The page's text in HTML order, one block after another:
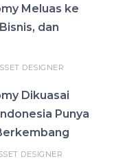
Meluas ke
dan
DESIGNER
Dikuasai
Punya
DESIGNER